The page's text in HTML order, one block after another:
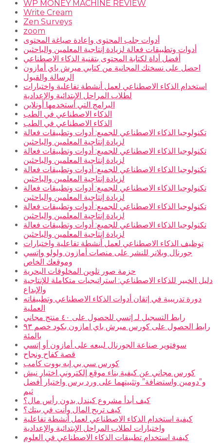
WP MONEY MACHINE REVIEW
Write Cream
Zen Surveys
zoom
أدوات جلب المحتوى وإعادة صياغة المحتوى
أدوات وتطبيقات فعالة لزيادة إنتاجية المعلمين والباحثين
أفضل أداة لكتابة المحتوى بتقنية الذكاء الاصطناعي
احصل على نسختك المجانية من كتابي ميرش باي أمازون
الرسالة والقبول
استخدام الذكاء الاصطناعي لعمل أنشطة تفاعلية واختبارات
لطلاب المراحل الإبتدائية والإعدادية
البرامج التي أستخدمها أونلاين
الذكاء الاصطناعي في الطب
الذكاء الاصطناعي في الطب
تكنولوجيا الذكاء الاصطناعي للجميع: أدوات وتطبيقات فعالة
لزيادة إنتاجية المعلمين والباحثين
تكنولوجيا الذكاء الاصطناعي للجميع: أدوات وتطبيقات فعالة
لزيادة إنتاجية المعلمين والباحثين
تكنولوجيا الذكاء الاصطناعي للجميع: أدوات وتطبيقات فعالة
لزيادة إنتاجية المعلمين والباحثين
تكنولوجيا الذكاء الاصطناعي للجميع: أدوات وتطبيقات فعالة
لزيادة إنتاجية المعلمين والباحثين
تكنولوجيا الذكاء الاصطناعي للجميع: أدوات وتطبيقات فعالة
لزيادة إنتاجية المعلمين والباحثين
تكنولوجيا الذكاء الاصطناعي للجميع: أدوات وتطبيقات فعالة
لزيادة إنتاجية المعلمين والباحثين
توظيف الذكاء الاصطناعي لعمل أنشطة تفاعلية واختبارات
جورنال وبلانر للنشر على منصات أمازون ولولو وإتسي
وموقعك الخاص
حزمة صور تلوين المخلوقات البحرية
دليل الخبير للذكاء الاصطناعي: استراتيجيات متكاملة للإنتاجية
والإبداع
دورة تدريبية في إتقان أدوات الذكاء الاصطناعي وتطبيقاته
العملية
رابط التسجيل لـ إتسي للحصول على ٤٠ منتج مجاني
رابط الحصول على كورس ميرش باي امازون بكود خصم ٩٣
بالمئة
سوفتوير صناعة الجورنال لبيعه على أمازون أو إتسي
قصة كفاح ونجاح
كورس سي بي إيه بووت كامب
كورس مجاني عن كيفية بناء موقع إلكتروني اختيار نيش
و”دومين واستضافة” وتثبيتهما على ورد برس واختيار أفضل
ثيم
كيف أبدأ مشروع كيندل بدون رأس مال؟
كيف تربح المال وأنت في بيتك؟
كيفية استخدام الذكاء الاصطناعي لعمل أنشطة تفاعلية
واختبارات لطلاب المراحل الإبتدائية والإعدادية
كيفية استخدام تطبيقات الذكاء الاصطناعي في العلوم